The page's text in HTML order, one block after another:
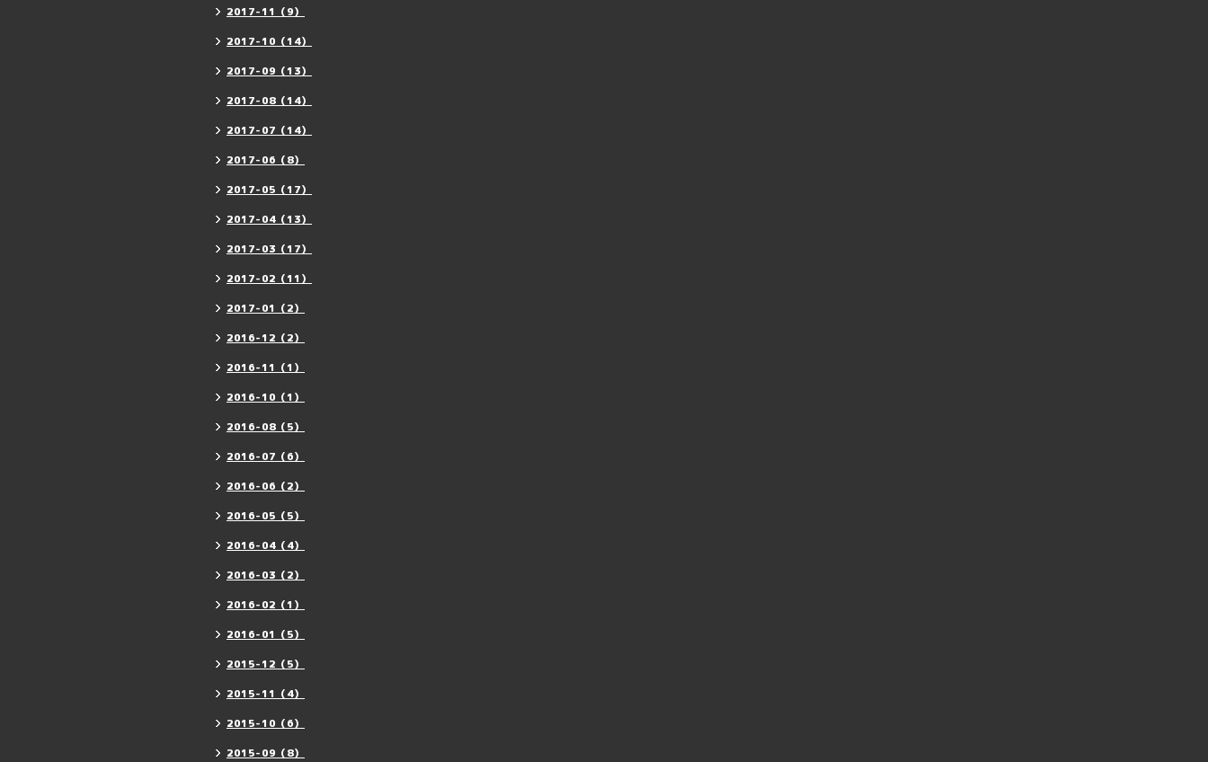
2017-11（9）
2017-10（14）
2017-09（13）
2017-08（14）
2017-07（14）
2017-06（8）
2017-05（17）
2017-04（13）
2017-03（17）
2017-02（11）
2017-01（2）
2016-12（2）
2016-11（1）
2016-10（1）
2016-08（5）
2016-07（6）
2016-06（2）
2016-05（5）
2016-04（4）
2016-03（2）
2016-02（1）
2016-01（5）
2015-12（5）
2015-11（4）
2015-10（6）
2015-09（8）